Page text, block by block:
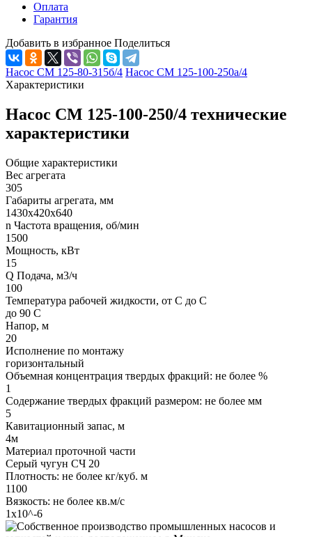
Оплата
Гарантия
Добавить в избранное Поделиться
Насос СМ 125-80-315б/4 Насос СМ 125-100-250а/4
Характеристики
Насос СМ 125-100-250/4 технические
характеристики
Общие характеристики
Вес агрегата
305
Габариты агрегата, мм
1430х420х640
n Частота вращения, об/мин
1500
Мощность, кВт
15
Q Подача, м3/ч
100
Температура рабочей жидкости, от С до С
до 90 С
Напор, м
20
Исполнение по монтажу
горизонтальный
Объемная концентрация твердых фракций: не более %
1
Содержание твердых фракций размером: не более мм
5
Кавитационный запас, м
4м
Материал проточной части
Серый чугун СЧ 20
Плотность: не более кг/куб. м
1100
Вязкость: не более кв.м/с
1х10^-6